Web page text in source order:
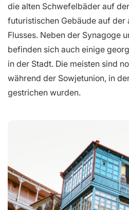
die alten Schwefelbäder auf
futuristischen Gebäude auf der
Flusses. Neben der Synagoge
befinden sich auch einige
in der Stadt. Die meisten sind
während der Sowjetunion, in
gestrichen wurden.